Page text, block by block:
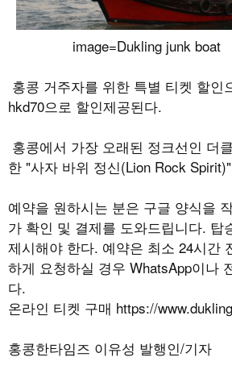
image=Dukling junk boat
홍콩 거주자를 위한 특별 티켓 할인
hkd70으로 할인제공된다.
홍콩에서 가장 오래된 정크선인 더
한 "사자 바위 정신(Lion Rock Spirit)"
예약을 원하시는 분은 구글 양식을
가 확인 및 결제를 도와드립니다. 탑
제시해야 한다. 예약은 최소 24시간
하게 요청하실 경우 WhatsApp이나
다.
온라인 티켓 구매 https://
홍콩한타임즈 이유성 발행인/기자